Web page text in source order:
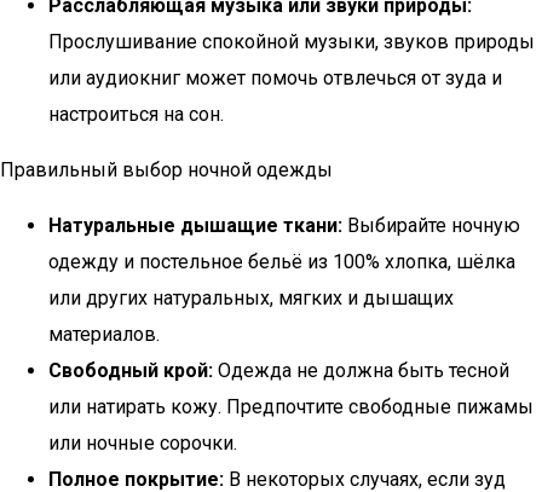
Расслабляющая музыка или звуки природы:
Прослушивание спокойной музыки, звуков природы
или аудиокниг может помочь отвлечься от зуда и
настроиться на сон.
Правильный выбор ночной одежды
Натуральные дышащие ткани: Выбирайте ночную
одежду и постельное бельё из 100% хлопка, шёлка
или других натуральных, мягких и дышащих
материалов.
Свободный крой: Одежда не должна быть тесной
или натирать кожу. Предпочтите свободные пижамы
или ночные сорочки.
Полное покрытие: В некоторых случаях, если зуд